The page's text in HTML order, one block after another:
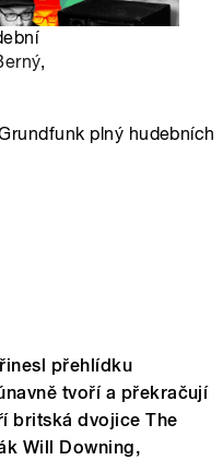
,
plný hudebních
přehlídku
tvoří a překračují
britská dvojice The
Will Downing,